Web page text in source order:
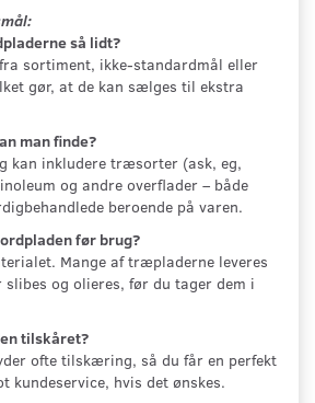
så lidt?
sortiment, ikke-standardmål eller
gør, at de kan sælges til ekstra
man finde?
kan inkludere træsorter (ask, eg,
og andre overflader – både
beroende på varen.
før brug?
Mange af træpladerne leveres
slibes og olieres, før du tager dem i
tilskåret?
ofte tilskæring, så du får en perfekt
kundeservice, hvis det ønskes.